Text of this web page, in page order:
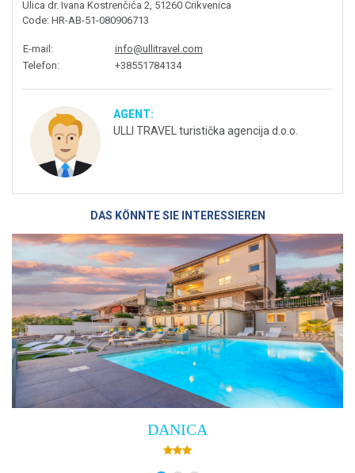
Ulica dr. Ivana Kostrenčića 2, 51260 Crikvenica
Code: HR-AB-51-080906713
E-mail :
info@ullitravel.com
Telefon: +38551784134
AGENT:
ULLI TRAVEL turistička agencija d.o.o.
DAS KÖNNTE SIE INTERESSIEREN
DANICA